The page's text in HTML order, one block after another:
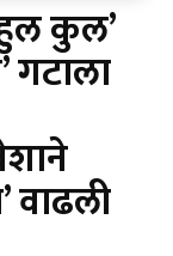
कुल’
गटाला
वाढली